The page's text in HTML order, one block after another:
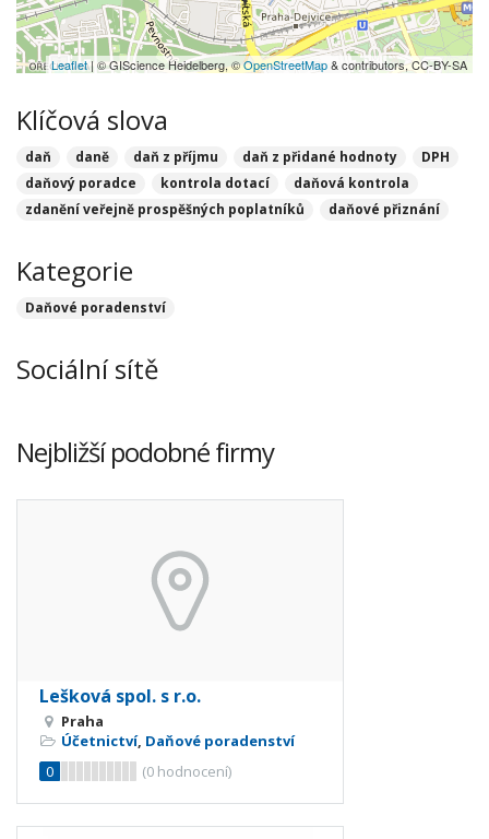
Leaflet| © GIScience Heidelberg, ©OpenStreetMap& contributors, CC-BY-SA
Klíčová slova
daň daně daň z příjmu daň z přidané hodnoty
DPH
daňový poradce
kontrola dotací
daňová kontrola
zdanění veřejně prospěšných poplatníků
daňové přiznání
Kategorie
Daňové poradenství
Sociální sítě
Nejbližší podobné firmy
Lešková spol. s r.o.
Praha
Účetnictví, Daňové poradenství
0
(0 hodnocení)